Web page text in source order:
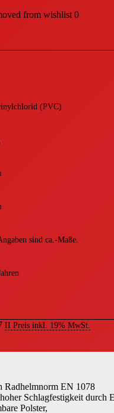
from wishlist 0
(PVC)
sind ca.-Maße.
II Preis inkl. 19% MwSt.
Radhelmnorm EN 1078
Schlagfestigkeit durch
Polster,